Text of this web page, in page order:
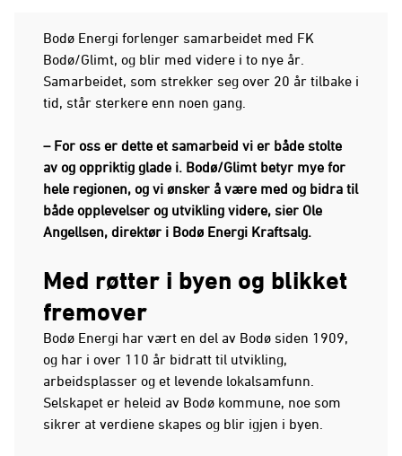
Bodø Energi forlenger samarbeidet med FK
Bodø/Glimt, og blir med videre i to nye år.
Samarbeidet, som strekker seg over 20 år tilbake i
tid, står sterkere enn noen gang.
– For oss er dette et samarbeid vi er både stolte
av og oppriktig glade i. Bodø/Glimt betyr mye for
hele regionen, og vi ønsker å være med og bidra til
både opplevelser og utvikling videre, sier Ole
Angellsen, direktør i Bodø Energi Kraftsalg.
Med røtter i byen og blikket
fremover
Bodø Energi har vært en del av Bodø siden 1909,
og har i over 110 år bidratt til utvikling,
arbeidsplasser og et levende lokalsamfunn.
Selskapet er heleid av Bodø kommune, noe som
sikrer at verdiene skapes og blir igjen i byen.